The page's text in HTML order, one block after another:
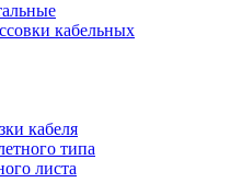
кабельных
кабеля
типа
листа